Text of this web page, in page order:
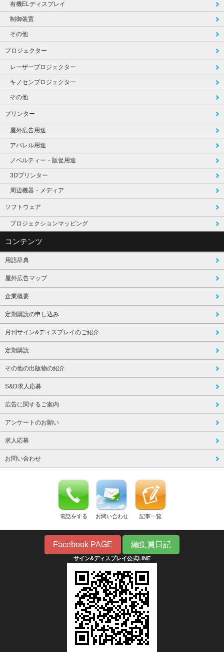
有機ELディスプレイ
制御装置
その他
プロジェクター
レーザープロジェクター
キノセンプロジェクター
その他
プリンター
屋外広告用途
アパレル用途
ノベルティー・販促用途
3Dプリンター
周辺機器・メディア
ソフトウェア
プロジェクションマッピング
コンテンツ
用語辞典
屋外広告マップ
企業概要
定期購読の申し込み
月刊サイン&ディスプレイのご紹介
定期購読
その他の出版物の紹介
S&D求人応募
広告に関するご案内
アンケートのお願い
求人応募
お問い合わせ
電話をする お問い合わせ 記事一覧
Facebook PAGE 編集員日記
サイン&ディスプレイ公式LINE